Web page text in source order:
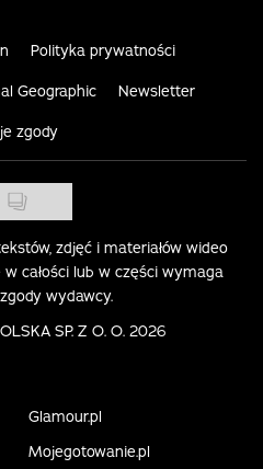
Polityka prywatności
Geographic Newsletter
zgody
zdjęć i materiałów wideo
całości lub w części wymaga
wydawcy.
SP. Z O. O. 2026
Glamour.pl
Mojegotowanie.pl